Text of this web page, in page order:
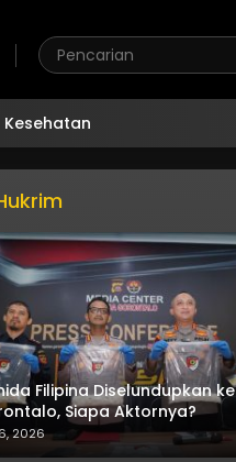
Kesehatan
Filipina Diselundupkan ke
Siapa Aktornya?
2026